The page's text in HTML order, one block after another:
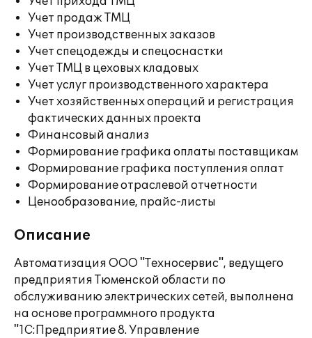
Учет продаж ТМЦ
Учет производственных заказов
Учет спецодежды и спецоснастки
Учет ТМЦ в цеховых кладовых
Учет услуг производственного характера
Учет хозяйственных операций и регистрация
фактических данных проекта
Финансовый анализ
Формирование графика оплаты поставщикам
Формирование графика поступления оплат
Формирование отраслевой отчетности
Ценообразование, прайс-листы
Описание
Автоматизация ООО "Техносервис", ведущего
предприятия Тюменской области по
обслуживанию электрических сетей, выполнена
на основе программного продукта
"1С:Предприятие 8. Управление